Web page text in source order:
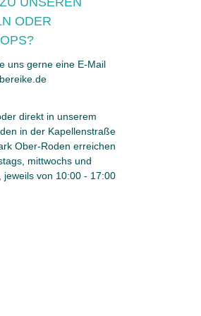
ODER
uns gerne eine E-Mail
direkt in unserem
in der Kapellenstraße
Ober-Roden erreichen
mittwochs und
jeweils von 10:00 - 17:00